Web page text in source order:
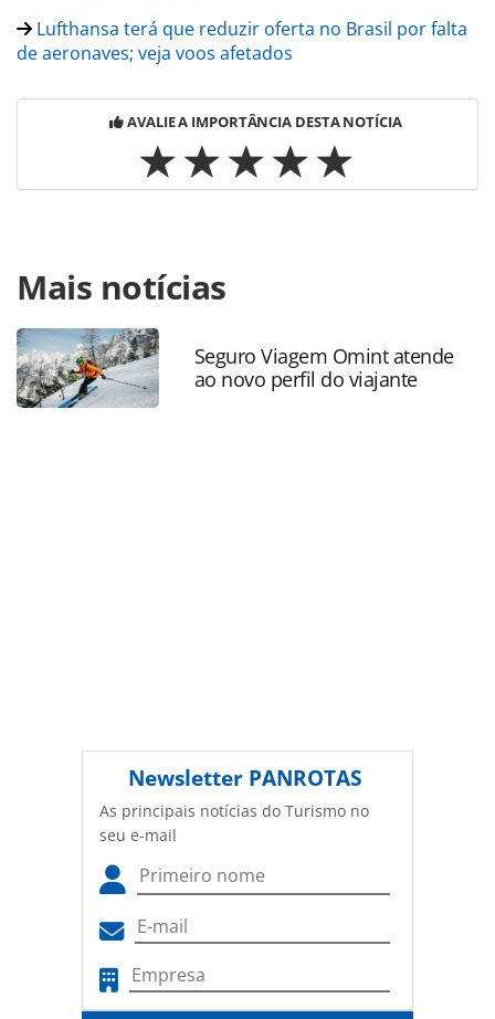
Lufthansa terá que reduzir oferta no Brasil por falta
de aeronaves; veja voos afetados
AVALIE A IMPORTÂNCIA DESTA NOTÍCIA
https://www.panrotas.com.br/aviacao/aeroportos/2024/
santos-dumont-sera-fechado-nos-dias-18-e-19-de-
novembro-diz-paes_211213.html ou as ferramentas
oferecidas na página. Todo o conteúdo produzido pela
PANROTAS Editora é protegido pela legislação brasileira
sobre direito autoral. Não reproduza o conteúdo sem
Mais notícias
Seguro Viagem Omint atende
ao novo perfil do viajante
Newsletter PANROTAS
As principais notícias do Turismo no
seu e-mail